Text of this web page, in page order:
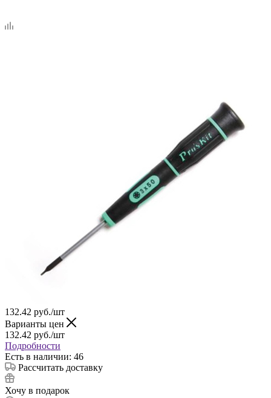
132.42 руб./шт
Варианты цен
132.42 руб./шт
Подробности
Есть в наличии: 46
Рассчитать доставку
Хочу в подарок